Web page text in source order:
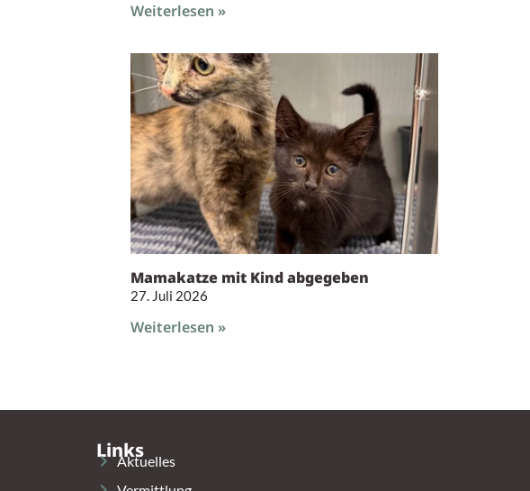
Weiterlesen »
Mamakatze mit Kind abgegeben
27. Juli 2026
Weiterlesen »
Links
Aktuelles